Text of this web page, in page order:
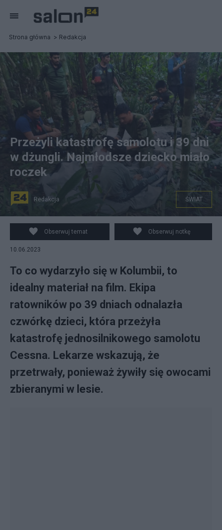
Strona główna Redakcja
(Ratownicy odnaleźli dzieci w amazońskiej puszczy. Fot.
EPA/MILITARY FORCES OF COLOMBIA)
Przeżyli katastrofę samolotu i 39 dni
w dżungli. Najmłodsze dziecko miało
roczek
Redakcja ŚWIAT
Obserwuj temat Obserwuj notkę
10.06.2023
To co wydarzyło się w Kolumbii, to
idealny materiał na film. Ekipa
ratowników po 39 dniach odnalazła
czwórkę dzieci, która przeżyła
katastrofę jednosilnikowego samolotu
Cessna. Lekarze wskazują, że
przetrwały, ponieważ żywiły się owocami
zbieranymi w lesie.